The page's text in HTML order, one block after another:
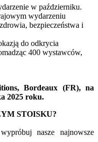
w październiku.
wydarzeniu
bezpieczeństwa i
do odkrycia
400 wystawców,
Bordeaux (FR), na
2025 roku.
STOISKU?
nasze najnowsze